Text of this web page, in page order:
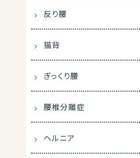
反り腰
猫背
ぎっくり腰
腰椎分離症
ヘルニア